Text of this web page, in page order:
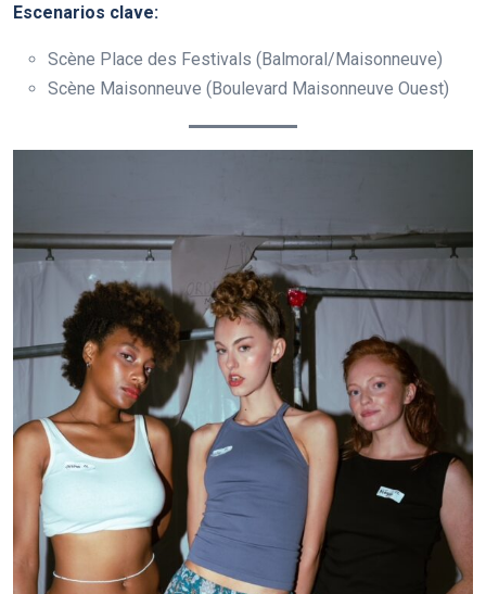
Escenarios clave:
Scène Place des Festivals (Balmoral/Maisonneuve)
Scène Maisonneuve (Boulevard Maisonneuve Ouest)